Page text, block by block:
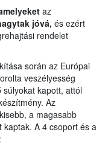
az
jóvá, és ezért
rendelet
során az Európai
veszélyesség
kapott, attól
Az
a magasabb
kaptak. A 4 csoport és a